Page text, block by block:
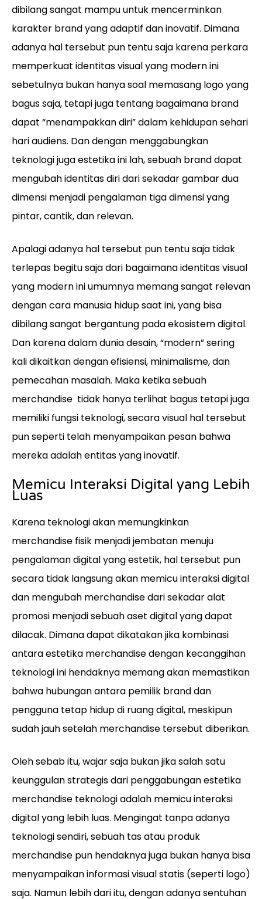
dibilang sangat mampu untuk mencerminkan
karakter brand yang adaptif dan inovatif. Dimana
adanya hal tersebut pun tentu saja karena perkara
memperkuat identitas visual yang modern ini
sebetulnya bukan hanya soal memasang logo yang
bagus saja, tetapi juga tentang bagaimana brand
dapat “menampakkan diri” dalam kehidupan sehari
hari audiens. Dan dengan menggabungkan
teknologi juga estetika ini lah, sebuah brand dapat
mengubah identitas diri dari sekadar gambar dua
dimensi menjadi pengalaman tiga dimensi yang
pintar, cantik, dan relevan.
Apalagi adanya hal tersebut pun tentu saja tidak
terlepas begitu saja dari bagaimana identitas visual
yang modern ini umumnya memang sangat relevan
dengan cara manusia hidup saat ini, yang bisa
dibilang sangat bergantung pada ekosistem digital.
Dan karena dalam dunia desain, “modern” sering
kali dikaitkan dengan efisiensi, minimalisme, dan
pemecahan masalah. Maka ketika sebuah
merchandise tidak hanya terlihat bagus tetapi juga
memiliki fungsi teknologi, secara visual hal tersebut
pun seperti telah menyampaikan pesan bahwa
mereka adalah entitas yang inovatif.
Memicu Interaksi Digital yang Lebih
Luas
Karena teknologi akan memungkinkan
merchandise fisik menjadi jembatan menuju
pengalaman digital yang estetik, hal tersebut pun
secara tidak langsung akan memicu interaksi digital
dan mengubah merchandise dari sekadar alat
promosi menjadi sebuah aset digital yang dapat
dilacak. Dimana dapat dikatakan jika kombinasi
antara estetika merchandise dengan kecanggihan
teknologi ini hendaknya memang akan memastikan
bahwa hubungan antara pemilik brand dan
pengguna tetap hidup di ruang digital, meskipun
sudah jauh setelah merchandise tersebut diberikan.
Oleh sebab itu, wajar saja bukan jika salah satu
keunggulan strategis dari penggabungan estetika
merchandise teknologi adalah memicu interaksi
digital yang lebih luas. Mengingat tanpa adanya
teknologi sendiri, sebuah tas atau produk
merchandise pun hendaknya juga bukan hanya bisa
menyampaikan informasi visual statis (seperti logo)
saja. Namun lebih dari itu, dengan adanya sentuhan